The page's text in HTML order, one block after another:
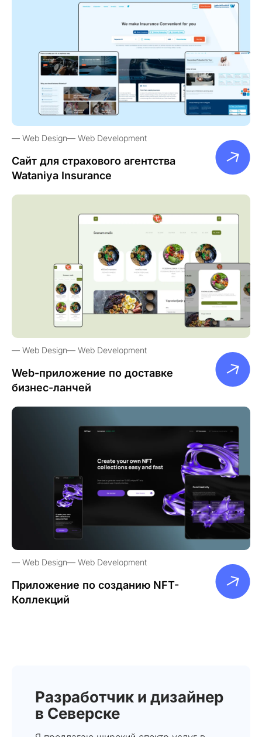
Web Design Web Development
Сайт для страхового агентства
Wataniya Insurance
Web Design Web Development
Web-приложение по доставке
бизнес-ланчей
Web Design Web Development
Приложение по созданию NFT-
Коллекций
Разработчик и дизайнер
в Северске